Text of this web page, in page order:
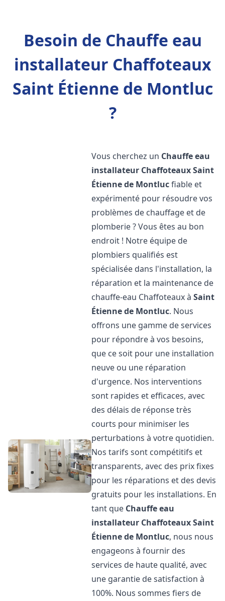
Besoin de Chauffe eau
installateur Chaffoteaux
Saint Étienne de Montluc
?
Vous cherchez un Chauffe eau
installateur ChaffoteauxSaint
Étienne de Montlucfiable et
expérimenté pour résoudre vos
problèmes de chauffage et de
plomberie ? Vous êtes au bon
endroit ! Notre équipe de
plombiers qualifiés est
spécialisée dans l'installation, la
réparation et la maintenance de
chauffe-eau Chaffoteaux àSaint
Étienne de Montluc. Nous
offrons une gamme de services
pour répondre à vos besoins,
que ce soit pour une installation
neuve ou une réparation
d'urgence. Nos interventions
sont rapides et efficaces, avec
des délais de réponse très
courts pour minimiser les
perturbations à votre quotidien.
Nos tarifs sont compétitifs et
transparents, avec des prix fixes
pour les réparations et des devis
gratuits pour les installations. En
tant que Chauffe eau
installateur ChaffoteauxSaint
Étienne de Montluc, nous nous
engageons à fournir des
services de haute qualité, avec
une garantie de satisfaction à
100%. Nous sommes fiers de